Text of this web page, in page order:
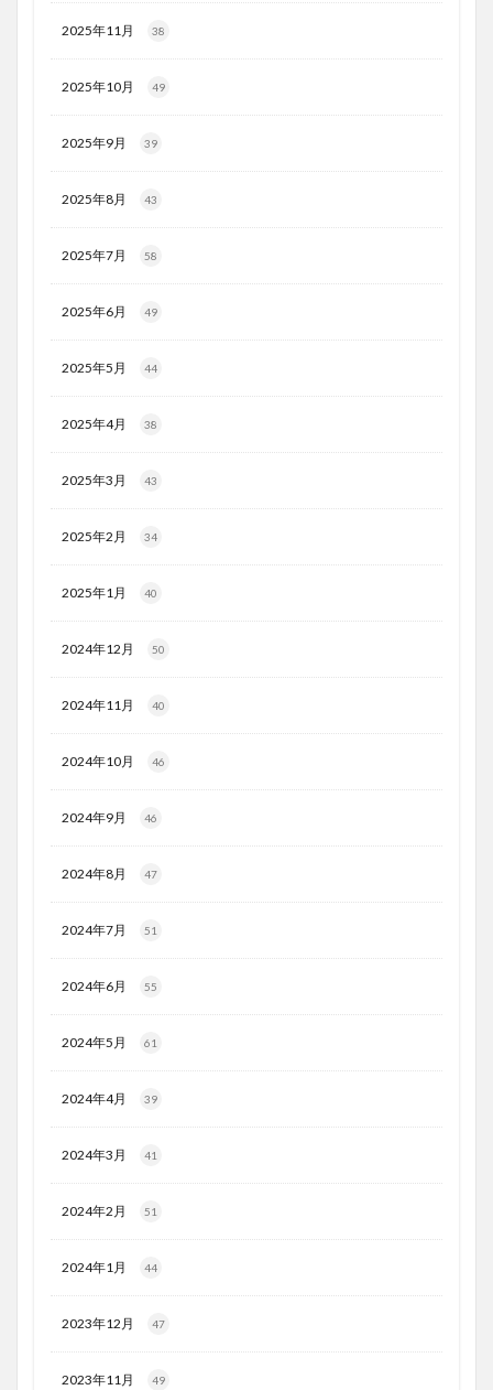
2025年11月 38
2025年10月 49
2025年9月 39
2025年8月 43
2025年7月 58
2025年6月 49
2025年5月 44
2025年4月 38
2025年3月 43
2025年2月 34
2025年1月 40
2024年12月 50
2024年11月 40
2024年10月 46
2024年9月 46
2024年8月 47
2024年7月 51
2024年6月 55
2024年5月 61
2024年4月 39
2024年3月 41
2024年2月 51
2024年1月 44
2023年12月 47
2023年11月 49